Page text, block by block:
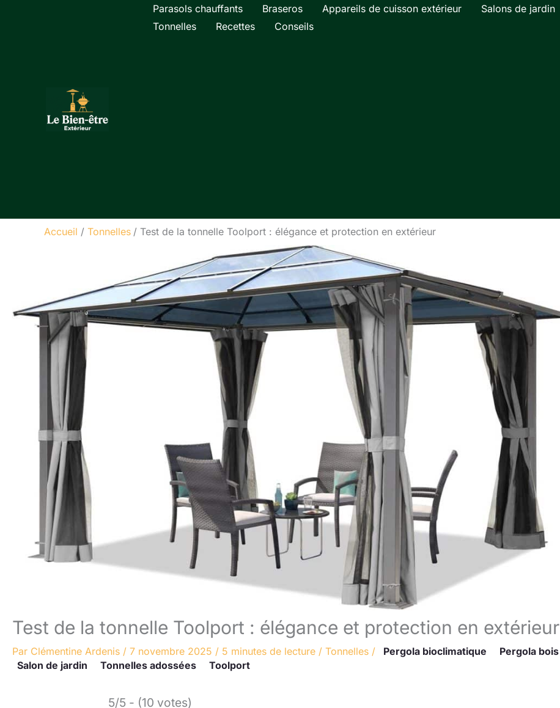
Parasols chauffants Braseros Appareils de cuisson extérieur Salons de jardin
Tonnelles
Recettes Conseils
Accueil Tonnelles Test de la tonnelle Toolport : élégance et protection en extérieur
Test de la tonnelle Toolport : élégance et protection en extérieur
Par Clémentine Ardenis / 7 novembre 2025 / 5 minutes de lecture / Tonnelles / Pergola bioclimatique
Pergola bois
Salon de jardin
Tonnelles adossées Toolport
5/5 - (10 votes)